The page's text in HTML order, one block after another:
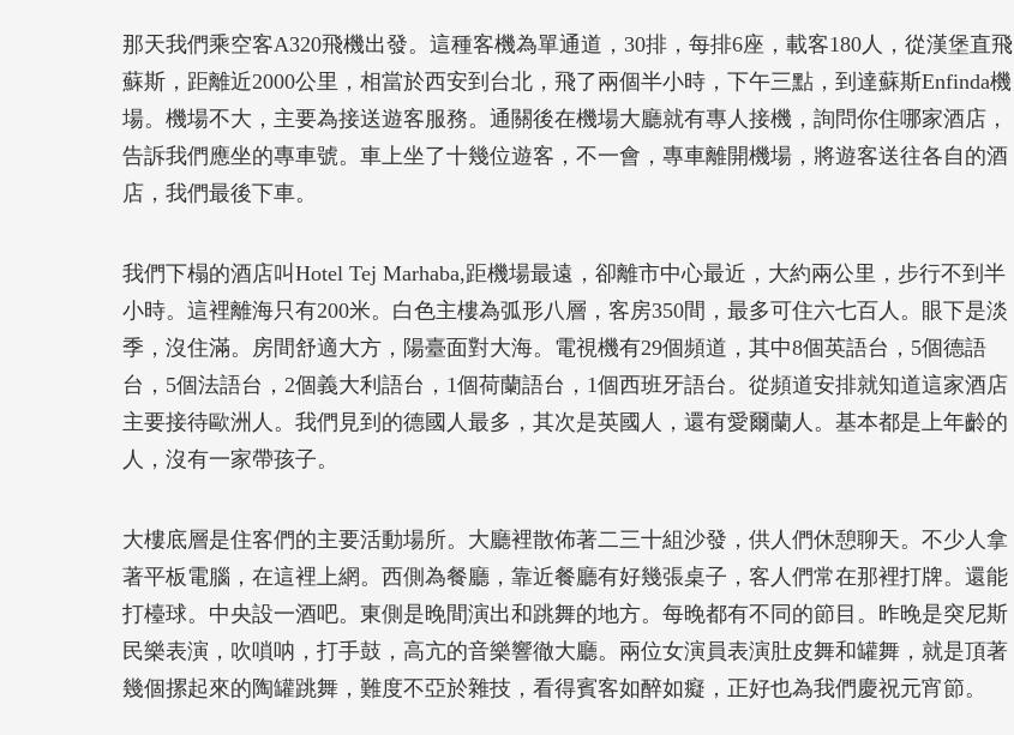
那天我們乘空客A320飛機出發。這種客機為單通道，30排，每排6座，載客180人，從漢堡直飛
蘇斯，距離近2000公里，相當於西安到台北，飛了兩個半小時，下午三點，到達蘇斯Enfinda機
場。機場不大，主要為接送遊客服務。通關後在機場大廳就有專人接機，詢問你住哪家酒店，
告訴我們應坐的專車號。車上坐了十幾位遊客，不一會，專車離開機場，將遊客送往各自的酒
店，我們最後下車。
我們下榻的酒店叫Hotel Tej Marhaba,距機場最遠，卻離市中心最近，大約兩公里，步行不到半
小時。這裡離海只有200米。白色主樓為弧形八層，客房350間，最多可住六七百人。眼下是淡
季，沒住滿。房間舒適大方，陽臺面對大海。電視機有29個頻道，其中8個英語台，5個德語
台，5個法語台，2個義大利語台，1個荷蘭語台，1個西班牙語台。從頻道安排就知道這家酒店
主要接待歐洲人。我們見到的德國人最多，其次是英國人，還有愛爾蘭人。基本都是上年齡的
人，沒有一家帶孩子。
大樓底層是住客們的主要活動場所。大廳裡散佈著二三十組沙發，供人們休憩聊天。不少人拿
著平板電腦，在這裡上網。西側為餐廳，靠近餐廳有好幾張桌子，客人們常在那裡打牌。還能
打檯球。中央設一酒吧。東側是晚間演出和跳舞的地方。每晚都有不同的節目。昨晚是突尼斯
民樂表演，吹嗩呐，打手鼓，高亢的音樂響徹大廳。兩位女演員表演肚皮舞和罐舞，就是頂著
幾個摞起來的陶罐跳舞，難度不亞於雜技，看得賓客如醉如癡，正好也為我們慶祝元宵節。